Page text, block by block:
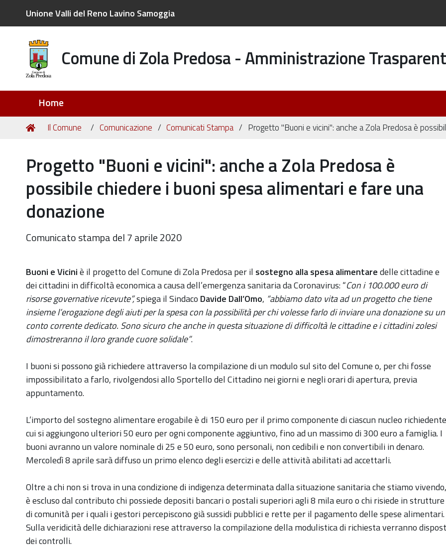
Unione Valli del Reno Lavino Samoggia
Comune di Zola Predosa - Amministrazione
Home
Tu
Home
Il Comune Comunicazione Comunicati Stampa Progetto "Buoni e vicini": anche a Zola Predosa è
Progetto "Buoni e vicini": anche a Zola Predosa è
possibile chiedere i buoni spesa alimentari e fare una
donazione
Comunicato stampa del 7 aprile 2020
Buoni e Viciniè il progetto del Comune di Zola Predosa per il sostegno alla spesa alimentaredelle cittadine e
dei cittadini in difficoltà economica a causa dell’emergenza sanitaria da Coronavirus: “Con i 100.000 euro di
risorse governative ricevute”,spiega il Sindaco Davide Dall’Omo, “abbiamo dato vita ad un progetto che tiene
insieme l’erogazione degli aiuti per la spesa con la possibilità per chi volesse farlo di inviare una donazione su un
conto corrente dedicato. Sono sicuro che anche in questa situazione di difficoltà le cittadine e i cittadini zolesi
dimostreranno il loro grande cuore solidale”.
I buoni si possono già richiedere attraverso la compilazione di un modulo sul sito del Comune o, per chi fosse
impossibilitato a farlo, rivolgendosi allo Sportello del Cittadino nei giorni e negli orari di apertura, previa
appuntamento.
L’importo del sostegno alimentare erogabile è di 150 euro per il primo componente di ciascun nucleo
cui si aggiungono ulteriori 50 euro per ogni componente aggiuntivo, fino ad un massimo di 300 euro a famiglia. I
buoni avranno un valore nominale di 25 e 50 euro, sono personali, non cedibili e non convertibili in denaro.
Mercoledì 8 aprile sarà diffuso un primo elenco degli esercizi e delle attività abilitati ad accettarli.
Oltre a chi non si trova in una condizione di indigenza determinata dalla situazione sanitaria che stiamo vivendo,
è escluso dal contributo chi possiede depositi bancari o postali superiori agli 8 mila euro o chi risiede in strutture
di comunità per i quali i gestori percepiscono già sussidi pubblici e rette per il pagamento delle spese alimentari.
Sulla veridicità delle dichiarazioni rese attraverso la compilazione della modulistica di richiesta verranno
dei controlli.